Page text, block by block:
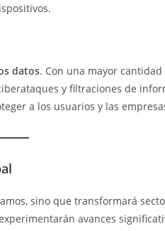
datos. Con una mayor
y filtraciones de
a los usuarios y las
sino que transformará
avances